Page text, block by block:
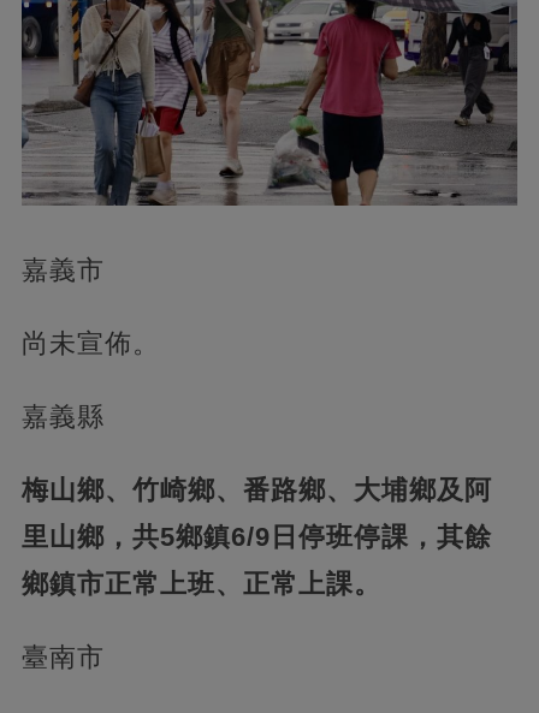
嘉義市
尚未宣佈。
嘉義縣
梅山鄉、竹崎鄉、番路鄉、大埔鄉及阿
里山鄉，共5鄉鎮6/9日停班停課，其餘
鄉鎮市正常上班、正常上課。
臺南市